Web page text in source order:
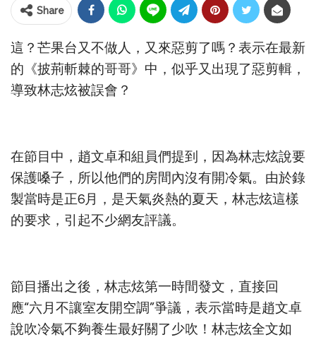
Share
這？芒果台又不做人，又來惡剪了嗎？表示在最新
的《披荊斬棘的哥哥》中，似乎又出現了惡剪輯，
導致林志炫被誤會？
在節目中，趙文卓和組員們提到，因為林志炫說要
保護嗓子，所以他們的房間內沒有開冷氣。由於錄
製當時是正6月，是天氣炎熱的夏天，林志炫這樣
的要求，引起不少網友評議。
節目播出之後，林志炫第一時間發文，直接回
應“六月不讓室友開空調”爭議，表示當時是趙文卓
說吹冷氣不夠養生最好關了少吹！林志炫全文如